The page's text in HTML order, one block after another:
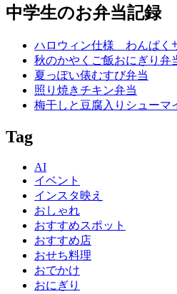
中学生のお弁当記録
ハロウィン仕様 わんぱく
秋のかやくご飯おにぎり弁
夏っぽい俵むすび弁当
照り焼きチキン弁当
梅干しと豆腐入りシューマ
Tag
AI
イベント
インスタ映え
おしゃれ
おすすめスポット
おすすめ店
おせち料理
おでかけ
おにぎり